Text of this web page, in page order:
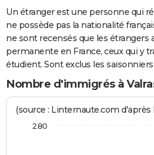
Un étranger est une personne qui
ne possède pas la nationalité
ne sont recensés que les étrangers
permanente en France, ceux qui y
étudient. Sont exclus les
Nombre d'immigrés à
(source : Linternaute.com d'après
280